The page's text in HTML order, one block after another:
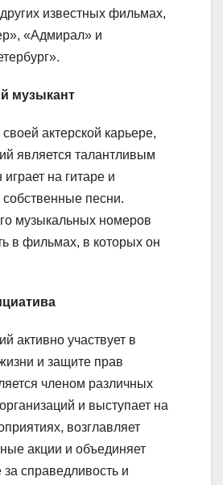
известных фильмах,
«Адмирал» и
музыкант
актерской карьере,
является талантливым
на гитаре и
собственные песни.
музыкальных номеров
в фильмах, в которых он
активно участвует в
и защите прав
членом различных
и выступает на
возглавляет
акции и объединяет
справедливость и